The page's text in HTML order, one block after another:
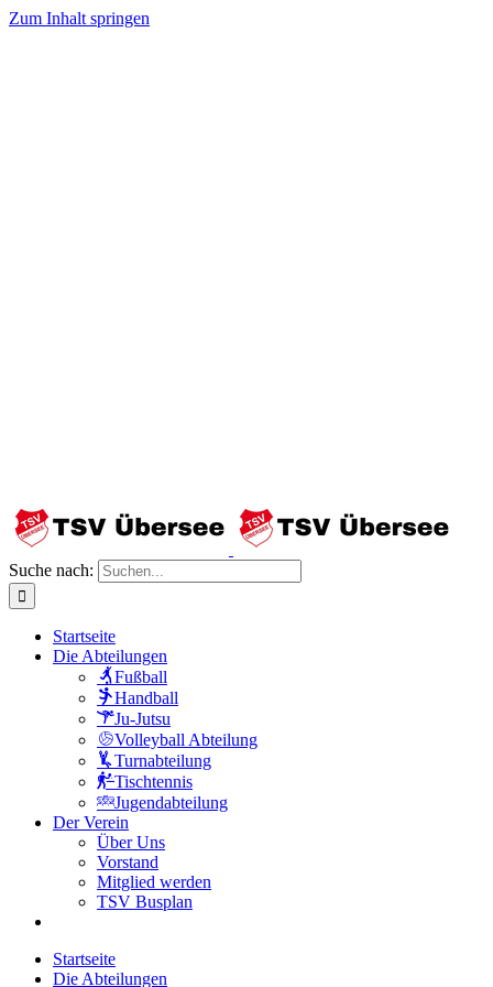
Zum Inhalt springen
Suche nach:
Startseite
Die Abteilungen
Fußball
Handball
Ju-Jutsu
Volleyball Abteilung
Turnabteilung
Tischtennis
Jugendabteilung
Der Verein
Über Uns
Vorstand
Mitglied werden
TSV Busplan
Startseite
Die Abteilungen